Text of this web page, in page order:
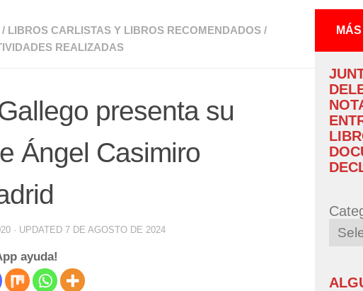
/ LIBROS CARLISTAS Y LIBROS RECOMENDADOS /
REALIZADAS
presenta su
Ángel Casimiro
· UPDATED 7 DE AGOSTO DE 2024
ayuda!
MÁS